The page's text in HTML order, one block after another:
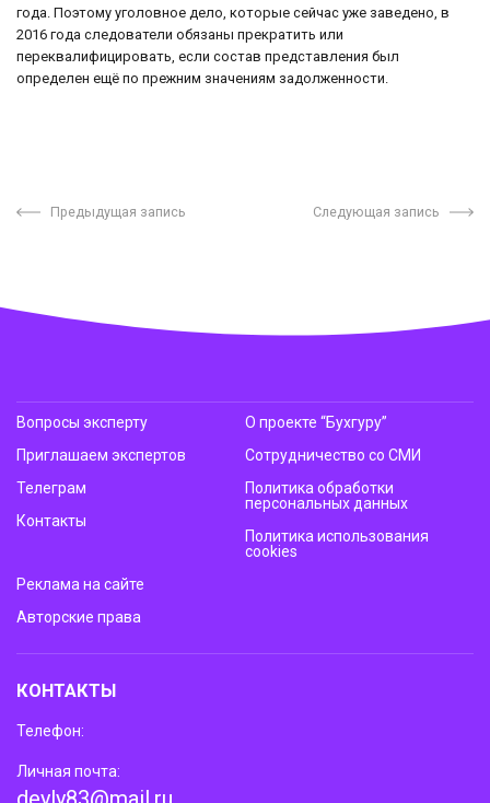
года. Поэтому уголовное дело, которые сейчас уже заведено, в
2016 года следователи обязаны прекратить или
переквалифицировать, если состав представления был
определен ещё по прежним значениям задолженности.
Предыдущая запись Следующая запись
Вопросы эксперту
Приглашаем экспертов
Телеграм
Контакты
О проекте “Бухгуру”
Сотрудничество со СМИ
Политика обработки
персональных данных
Политика использования
cookies
Реклама на сайте
Авторские права
КОНТАКТЫ
Телефон:
Личная почта: